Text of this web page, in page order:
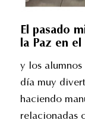
El pasado
la Paz en
y los alumnos
día muy
haciendo
relacionadas